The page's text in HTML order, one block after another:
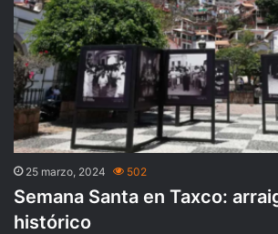
25 marzo, 2024 502
Semana Santa en Taxco:
histórico